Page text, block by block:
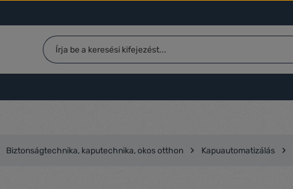
Biztonságtechnika, kaputechnika, okos otthon Kapuautomatizálás